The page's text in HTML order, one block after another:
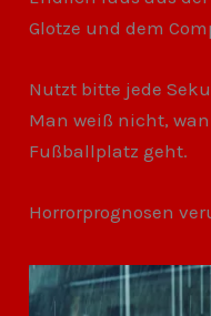
Glotze und dem
Nutzt bitte jede
Man weiß nicht,
Fußballplatz geht.
Horrorprognosen